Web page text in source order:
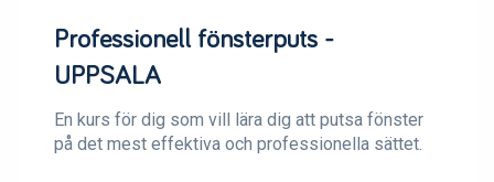
Professionell fönsterputs -
UPPSALA
En kurs för dig som vill lära dig att putsa fönster
på det mest effektiva och professionella sättet.